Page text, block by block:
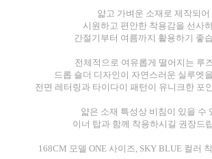
얇고 가벼운 소재로 제작되어
시원하고 편안한 착용감을 선사하
간절기부터 여름까지 활용하기 좋
전체적으로 여유롭게 떨어지는 루
드롭 숄더 디자인이 자연스러운 실루엣
전면 레터링과 타이다이 패턴이 유니크한 포
얇은 소재 특성상 비침이 있을 수
이너 탑과 함께 착용하시길 권장드
168CM 모델 ONE 사이즈, SKY BLUE 컬러